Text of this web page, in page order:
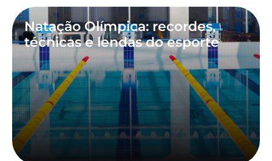
Natação Olímpica: recordes,
técnicas e lendas do esporte